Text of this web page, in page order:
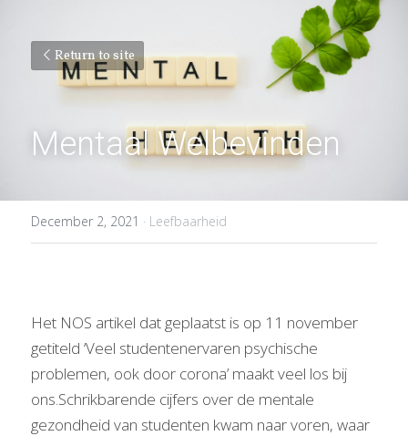
Return to site
Mentaal Welbevinden
December 2, 2021 · Leefbaarheid
Het NOS artikel dat geplaatst is op 11 november
getiteld ‘Veel studentenervaren psychische
problemen, ook door corona’ maakt veel los bij
ons.Schrikbarende cijfers over de mentale
gezondheid van studenten kwam naar voren, waar